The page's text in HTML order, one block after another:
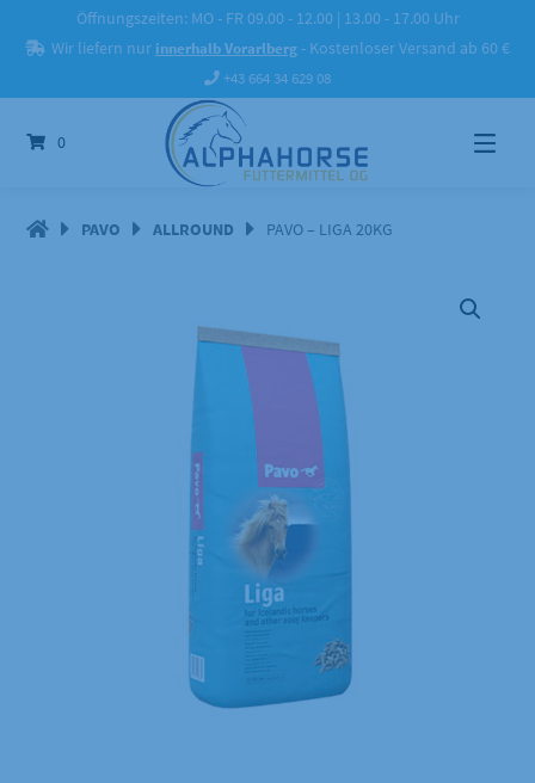
zum
Inhalt
Öffnungszeiten: MO - FR 09.00 - 12.00 | 13.00 - 17.00 Uhr
Wir liefern nur innerhalb Vorarlberg- Kostenloser Versand ab 60 €
+43 664 34 629 08
0
PAVO ALLROUND PAVO – LIGA 20KG